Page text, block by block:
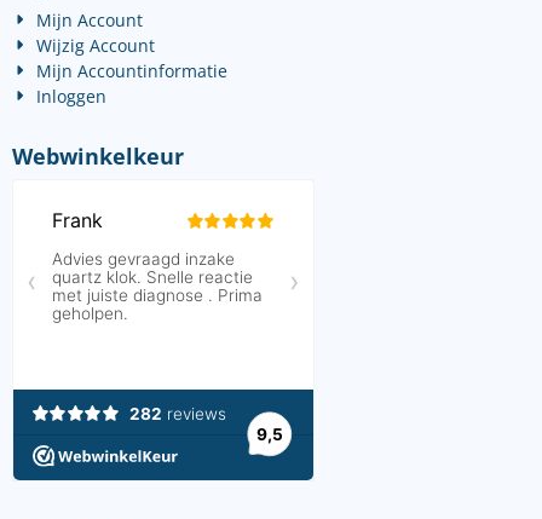
Mijn Account
Wijzig Account
Mijn Accountinformatie
Inloggen
Webwinkelkeur